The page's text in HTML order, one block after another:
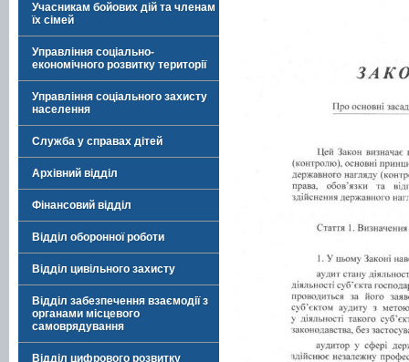
Учасникам бойових дій та членам
їх сімей
Управління соціально-
економічного розвитку території
Управління соціального захисту
населення
Служба у справах дітей
Архівний відділ
Фінансовий відділ
Відділ оборонної роботи
Відділ цивільного захисту
Відділ забезпечення взаємодії з
органами місцевого
самоврядування
Відділ цифрового розвитку